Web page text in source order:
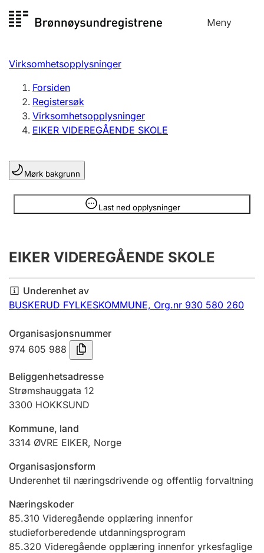
til
Meny
Registersøk
Aksjeselskap
Enkeltpersonforetak
Registrere, endre, slette
Lag og forening
Registrere, endre, slette
Årsregnskap
Innsending og forsinkelsesgebyr
Tinglysing
Jeger
Betaling og jegeravgiftskort
Ektepaktveileder
Andre tema
Virksomhetsopplysninger
Forsiden
Registersøk
Virksomhetsopplysninger
EIKER VIDEREGÅENDE SKOLE
Mørk bakgrunn
Last ned opplysninger
Opplysninger er skjult
EIKER VIDEREGÅENDE SKOLE
Underenhet av
BUSKERUD FYLKESKOMMUNE, Org.nr 930 580 260
Organisasjonsnummer
974 605 988
Beliggenhetsadresse
Strømshauggata 12
3300 HOKKSUND
Kommune, land
3314 ØVRE EIKER, Norge
Organisasjonsform
Underenhet til næringsdrivende og offentlig forvaltning
Næringskoder
85.310 Videregående opplæring innenfor
studieforberedende utdanningsprogram
85.320 Videregående opplæring innenfor yrkesfaglige